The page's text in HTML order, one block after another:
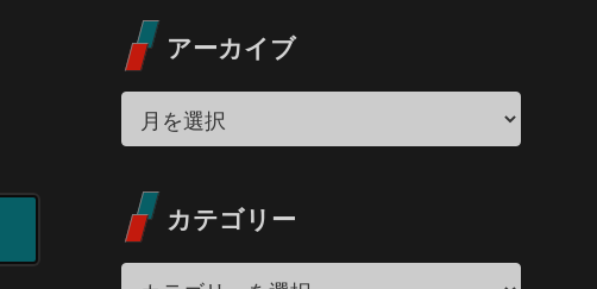
アーカイブ
カテゴリー